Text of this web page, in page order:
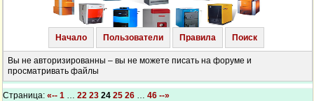
Начало Пользователи Правила Поиск
Вы не авторизированны – вы не можете писать на форуме и
просматривать файлы
Страница: «-- 1 … 22 23 24 25 26 … 46 --»